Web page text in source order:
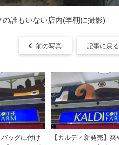
の誰もいない店内(早朝に撮影)
前の写真 記事に戻る